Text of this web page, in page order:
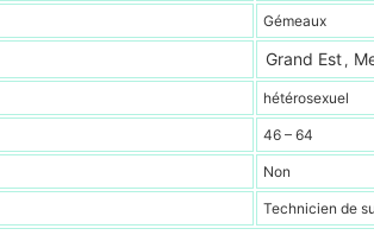
Gémeaux
Grand Est ,
hétérosexuel
46 – 64
Non
Technicien de